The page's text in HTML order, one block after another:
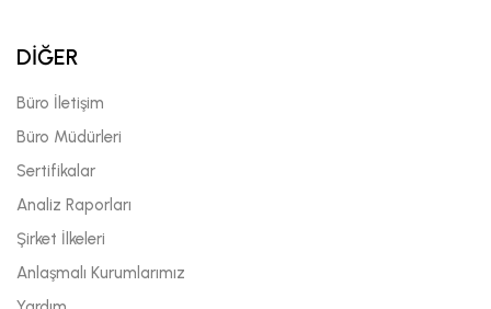
DİĞER
Büro İletişim
Büro Müdürleri
Sertifikalar
Analiz Raporları
Şirket İlkeleri
Anlaşmalı Kurumlarımız